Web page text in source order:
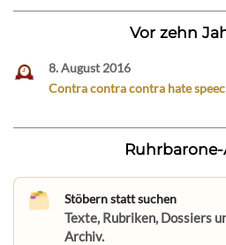
Vor zehn
8. August 2016
Contra contra contra hate
Stöbern statt suchen
Texte, Rubriken, Dossiers
Archiv.